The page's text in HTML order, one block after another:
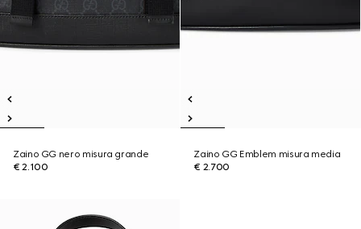
Zaino GG nero misura grande
€ 2.100
Zaino GG Emblem misura media
€ 2.700